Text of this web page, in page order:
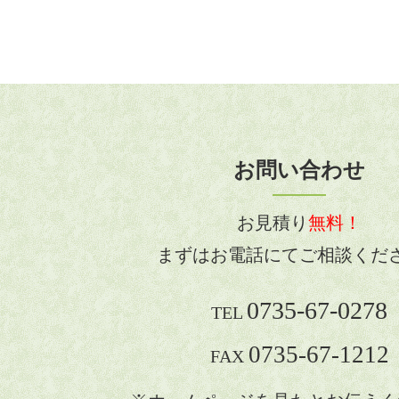
お問い合わせ
お見積り無料！
まずはお電話にてご相談くだ
TEL0735-67-0278
FAX0735-67-1212